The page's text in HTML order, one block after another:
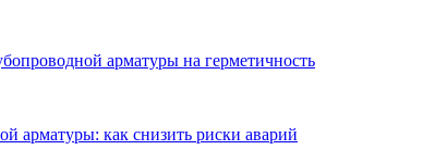
арматуры на герметичность
арматуры: как снизить риски аварий